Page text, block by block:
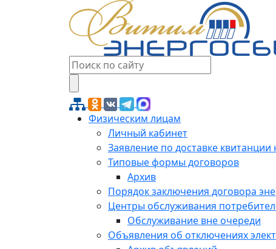
Физическим лицам
Личный кабинет
Заявление по доставке
Типовые формы договоров
Архив
Порядок заключения договора
Центры обслуживания
Обслуживание вне очереди
Объявления об отключениях